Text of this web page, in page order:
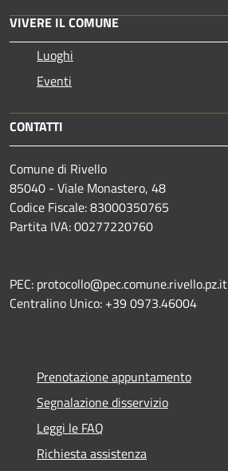
VIVERE IL COMUNE
Luoghi
Eventi
CONTATTI
Comune di Rivello
85040 - Viale Monastero, 48
Codice Fiscale: 83000350765
Partita IVA: 00277220760
PEC: protocollo@pec.comune.rivello.pz.it
Centralino Unico: +39 0973.46004
Prenotazione appuntamento
Segnalazione disservizio
Leggi le FAQ
Richiesta assistenza